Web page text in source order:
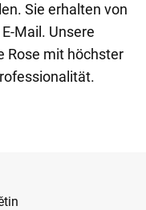
Sie erhalten von
Mail. Unsere
Rose mit höchster